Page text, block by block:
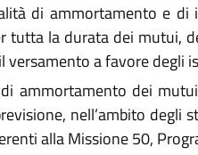
di ammortamento e
tutta la durata dei mutui,
versamento a favore
di ammortamento dei
nell’ambito
alla Missione 50,